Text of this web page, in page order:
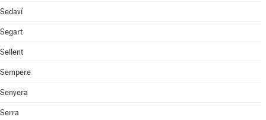
Sedaví
Segart
Sellent
Sempere
Senyera
Serra